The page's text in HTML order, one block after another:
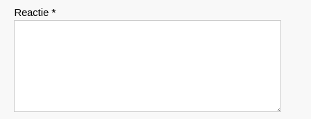
Reactie *